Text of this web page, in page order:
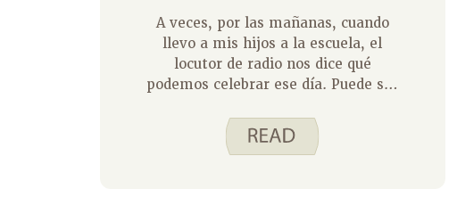
A veces, por las mañanas, cuando
llevo a mis hijos a la escuela, el
locutor de radio nos dice qué
podemos celebrar ese día. Puede ser
pequeño. Por ejemplo, hoy, 13
demayo, es el Día Internacional del